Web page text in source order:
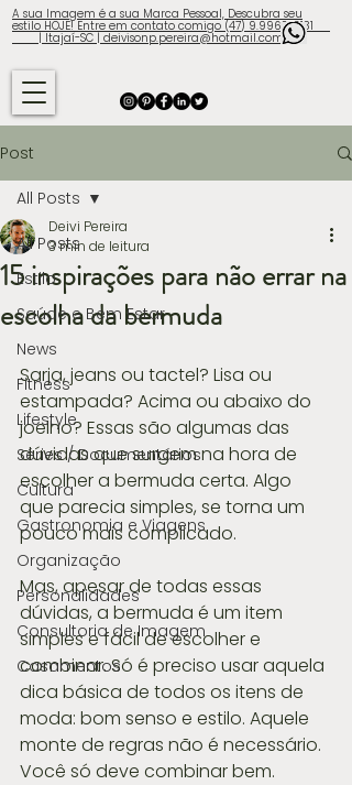
A sua Imagem é a sua Marca Pessoal, Descubra seu
estilo HOJE! Entre em contato comigo (47) 9.9960-3131
| Itajaí-SC | deivisonp.pereira@hotmail.com
Post
All Posts
Estilo
Saúde e Bem Estar
News
Fitness
Lifestyle
Séries / Documentários
Cultura
Gastronomia e Viagens
Organização
Personalidades
Consultoria de Imagem
Casamentos
All Posts
15 inspirações para não errar na
escolha da bermuda
Deivi Pereira
3 min de leitura
Sarja, jeans ou tactel? Lisa ou
estampada? Acima ou abaixo do
joelho? Essas são algumas das
dúvidas que surgem na hora de
escolher a bermuda certa. Algo
que parecia simples, se torna um
pouco mais complicado.
Mas, apesar de todas essas
dúvidas, a bermuda é um item
simples e fácil de escolher e
combinar. Só é preciso usar aquela
dica básica de todos os itens de
moda: bom senso e estilo. Aquele
monte de regras não é necessário.
Você só deve combinar bem.